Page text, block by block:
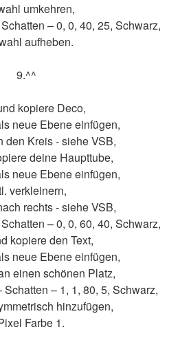
umkehren,
– 0, 0, 40, 25, Schwarz,
aufheben.
9.^^
kopiere Deco,
neue Ebene einfügen,
den Kreis - siehe VSB,
deine Haupttube,
neue Ebene einfügen,
verkleinern,
rechts - siehe VSB,
– 0, 0, 60, 40, Schwarz,
kopiere den Text,
neue Ebene einfügen,
einen schönen Platz,
– 1, 1, 80, 5, Schwarz,
hinzufügen,
Farbe 1.